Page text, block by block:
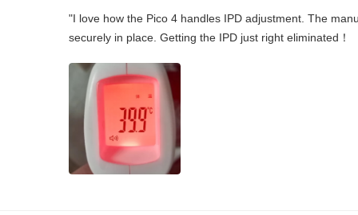
"I love how the Pico 4 handles IPD adjustment. The
securely in place. Getting the IPD just right eliminated！